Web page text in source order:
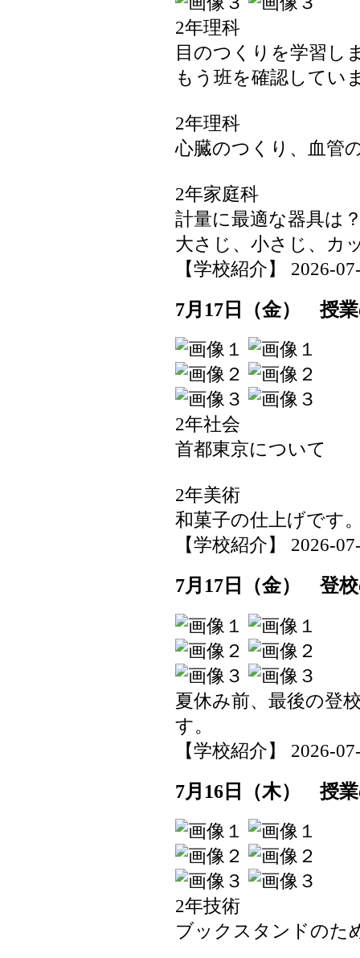
2年理科
目のつくりを学習し
もう班を確認してい
2年理科
心臓のつくり、血管
2年家庭科
計量に最適な器具は
大さじ、小さじ、カ
【学校紹介】 2026-
7月17日（金） 授
2年社会
首都東京について
2年美術
和菓子の仕上げです
【学校紹介】 2026-
7月17日（金） 登
夏休み前、最後の登
す。
【学校紹介】 2026-
7月16日（木） 授
2年技術
ブックスタンドのた